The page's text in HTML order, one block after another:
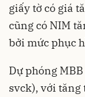
giấy tờ có giá
cũng có NIM
bởi mức phục
Dự phóng
svck), với tăng